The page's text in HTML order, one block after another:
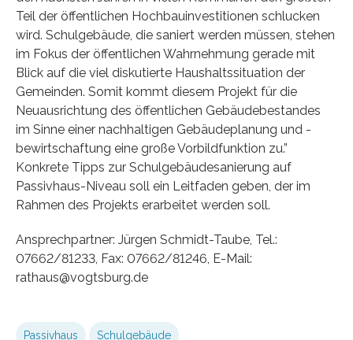
Teil der öffentlichen Hochbauinvestitionen schlucken
wird. Schulgebäude, die saniert werden müssen, stehen
im Fokus der öffentlichen Wahrnehmung gerade mit
Blick auf die viel diskutierte Haushaltssituation der
Gemeinden. Somit kommt diesem Projekt für die
Neuausrichtung des öffentlichen Gebäudebestandes
im Sinne einer nachhaltigen Gebäudeplanung und -
bewirtschaftung eine große Vorbildfunktion zu.”
Konkrete Tipps zur Schulgebäudesanierung auf
Passivhaus-Niveau soll ein Leitfaden geben, der im
Rahmen des Projekts erarbeitet werden soll.
Ansprechpartner: Jürgen Schmidt-Taube, Tel.:
07662/81233, Fax: 07662/81246, E-Mail:
rathaus@vogtsburg.de
Passivhaus Schulgebäude